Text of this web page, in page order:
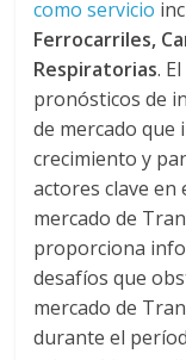
s
p
o
r
t
como servicio
Ferrocarriles,
Respiratorias.
pronósticos de
de mercado que
crecimiento y
actores clave en
mercado de
proporciona
desafíos que
mercado de
durante el